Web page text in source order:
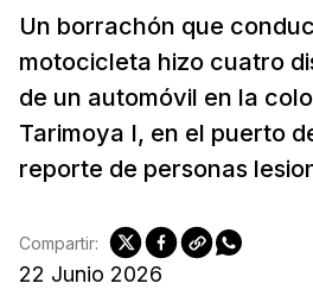
Un borrachón que
motocicleta hizo cuatro
de un automóvil en la
Tarimoya I, en el puerto
reporte de personas
22 Junio 2026
Compartir: